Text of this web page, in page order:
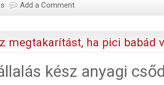
Add a Comment
megtakarítást, ha pici babád
kész anyagi